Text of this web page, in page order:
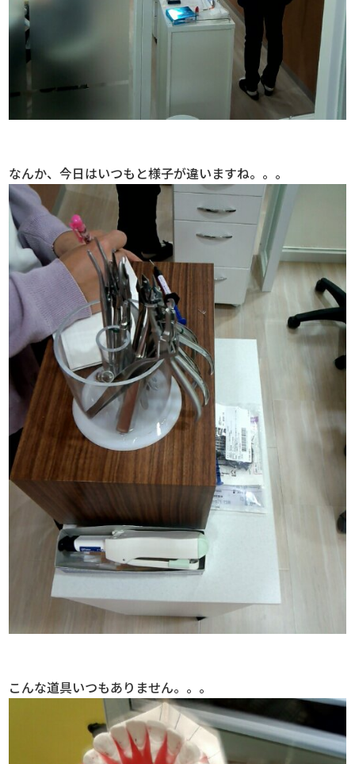
なんか、今日はいつもと様子が違いますね。。。
こんな道具いつもありません。。。